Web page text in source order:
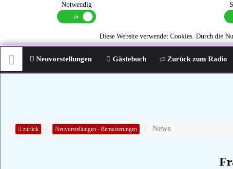
Notwendig
Diese Website verwendet Cookies. Durch die
Neuvorstellungen Gästebuch Zurück zum Radio
zurück Neuvorstellungen - Bemusterungen News